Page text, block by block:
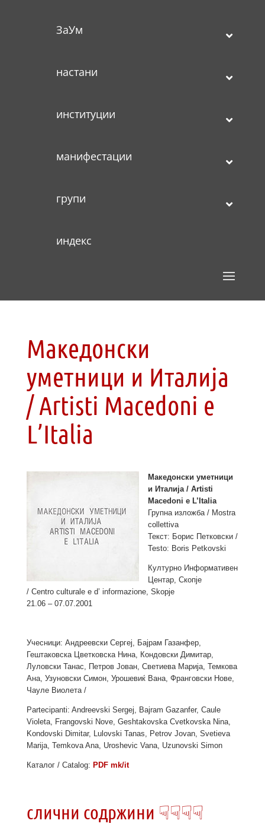
ЗаУм
настани
институции
манифестации
групи
индекс
Македонски
уметници и Италија
/ Artisti Macedoni e
L’Italia
Македонски уметници
и Италија / Artisti
Macedoni e L’Italia
Групна изложба / Mostra
collettiva
Текст: Борис Петковски /
Testo: Boris Petkovski
Културно Информативен
Центар, Скопје
/ Centro culturale e d’ informazione, Skopje
21.06 – 07.07.2001
Учесници: Андреевски Сергеј, Бајрам Газанфер,
Гештаковска Цветковска Нина, Кондовски Димитар,
Луловски Танас, Петров Јован, Светиева Марија, Темкова
Ана, Узуновски Симон, Урошевиќ Вана, Франговски Нове,
Чауле Виолета /
Partecipanti: Andreevski Sergej, Bajram Gazanfer, Caule
Violeta, Frangovski Nove, Geshtakovska Cvetkovska Nina,
Kondovski Dimitar, Lulovski Tanas, Petrov Jovan, Svetieva
Marija, Temkova Ana, Uroshevic Vana, Uzunovski Simon
Каталог / Catalog: PDF mk/it
слични содржини ☟☟☟☟